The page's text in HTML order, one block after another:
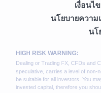
เงื่อนไ
นโยบายควา
นโ